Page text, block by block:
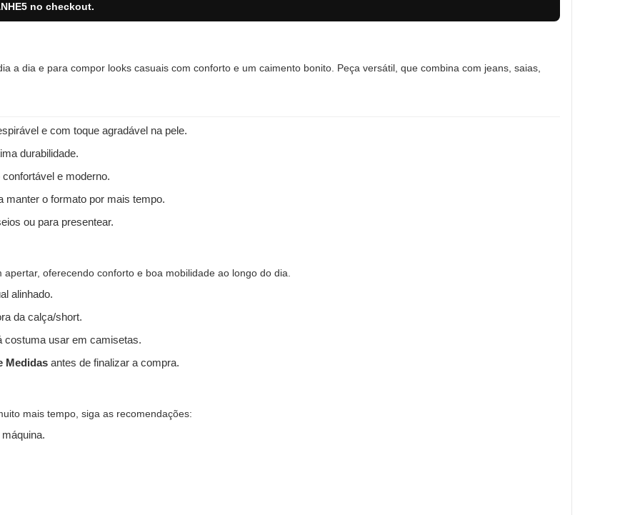
no checkout.
a dia e para compor looks casuais com conforto e um caimento bonito. Peça versátil, que combina com jeans, saias,
e com toque agradável na pele.
durabilidade.
e moderno.
manter o formato por mais tempo.
ou para presentear.
oferecendo conforto e boa mobilidade ao longo do dia.
alinhado.
da calça/short.
costuma usar em camisetas.
Medidas antes de finalizar a compra.
mais tempo, siga as recomendações: